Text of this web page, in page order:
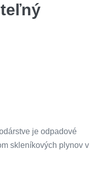
je odpadové
skleníkových plynov v